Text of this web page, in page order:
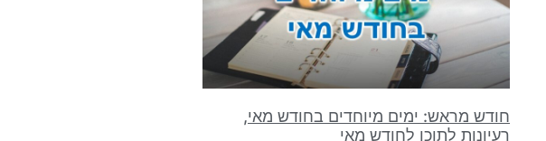
חודש מראש: ימים מיוחדים בחודש מאי,
רעיונות לתוכן לחודש מאי